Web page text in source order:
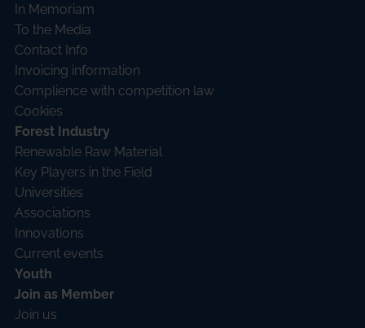
In Memoriam
To the Media
Contact Info
Invoicing information
Complience with competition law
Cookies
Forest Industry
Renewable Raw Material
Key Players in the Field
Universities
Associations
Innovations
Current events
Youth
Join as Member
Join us